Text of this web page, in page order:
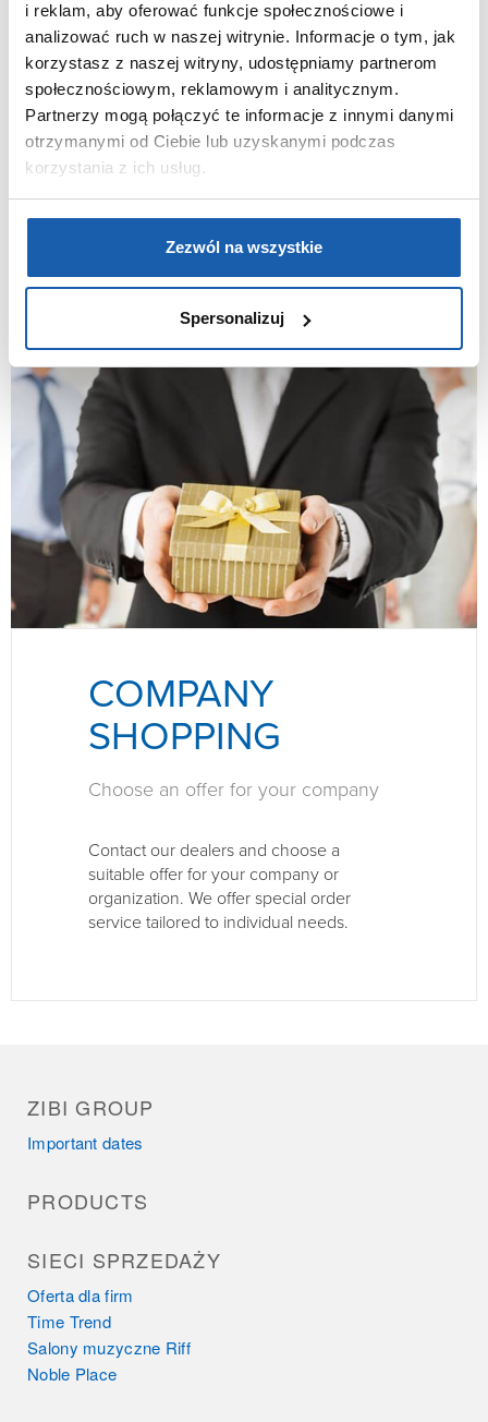
i reklam, aby oferować funkcje społecznościowe i
analizować ruch w naszej witrynie. Informacje o tym, jak
korzystasz z naszej witryny, udostępniamy partnerom
społecznościowym, reklamowym i analitycznym.
Partnerzy mogą połączyć te informacje z innymi danymi
otrzymanymi od Ciebie lub uzyskanymi podczas
korzystania z ich usług.
Zezwól na wszystkie
Spersonalizuj
In Riff’s stores you will find a full range of
professional instruments. If you are a
guitarist, you will find unique Spanish
acoustic guitars and legenadary electric
ones or beautifull sounding acoustic bass.
Open website
COMPANY
SHOPPING
Choose an offer for your company
Contact our dealers and choose a
suitable offer for your company or
organization. We offer special order
service tailored to individual needs.
ZIBI GROUP
Important dates
PRODUCTS
SIECI SPRZEDAŻY
Oferta dla firm
Time Trend
Salony muzyczne Riff
Noble Place